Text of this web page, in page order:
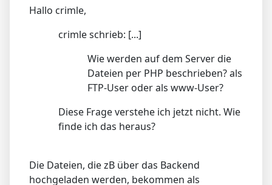
Hallo crimle,
crimle schrieb: [...]
Wie werden auf dem Server die
Dateien per PHP beschrieben? als
FTP-User oder als www-User?
Diese Frage verstehe ich jetzt nicht. Wie
finde ich das heraus?
Die Dateien, die zB über das Backend
hochgeladen werden, bekommen als